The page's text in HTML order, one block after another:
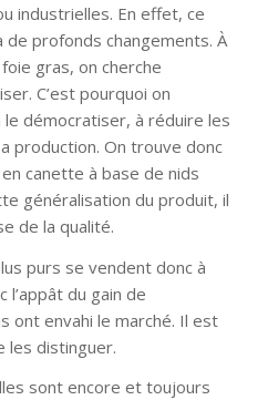
industrielles. En effet, ce
profonds changements. À
gras, on cherche
C’est pourquoi on
le démocratiser, à réduire les
production. On trouve donc
canette à base de nids
généralisation du produit, il
de la qualité.
purs se vendent donc à
l’appât du gain de
ont envahi le marché. Il est
les distinguer.
sont encore et toujours